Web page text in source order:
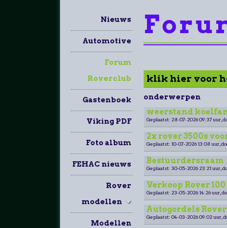
Nieuws
Automotive
Forum
Roverclub
Gastenboek
Viking PDF
Foto album
FEHAC nieuws
Rover
modellen
Modellen
klik hier voor
onderwerpen
weerstand
Geplaatst: 28-07-2026 09:37 uur,
2x rover 3500s
Geplaatst: 10-07-2026 13:08 uur,
Bestuurdersraam
Geplaatst: 30-05-2026 23:21 uur,
Verkoop Rover
Geplaatst: 23-05-2026 14:26 uur,
Autogordels Rover
Geplaatst: 04-03-2026 09:02 uur,